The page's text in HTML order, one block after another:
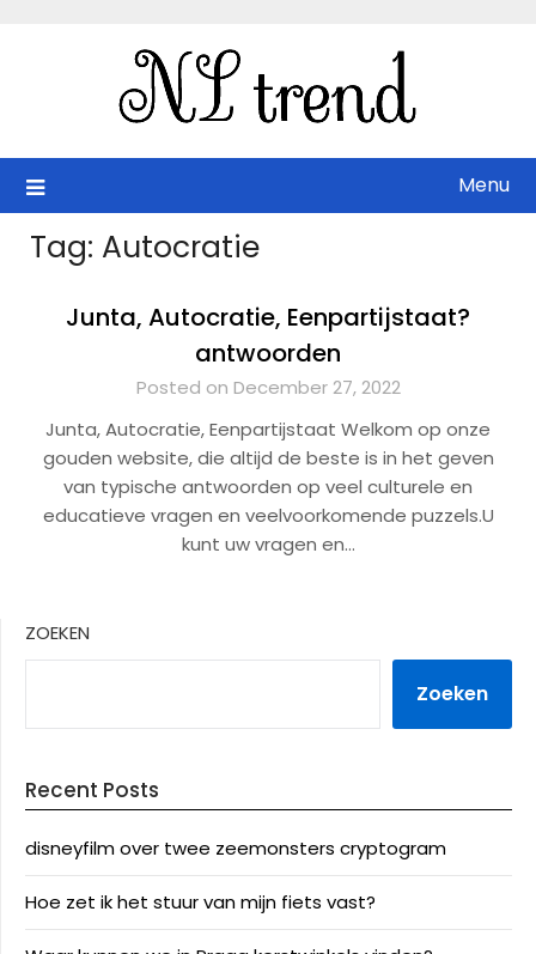
Menu
Tag: Autocratie
Junta, Autocratie, Eenpartijstaat?
antwoorden
Posted on December 27, 2022
Junta, Autocratie, Eenpartijstaat Welkom op onze
gouden website, die altijd de beste is in het geven
van typische antwoorden op veel culturele en
educatieve vragen en veelvoorkomende puzzels.U
kunt uw vragen en…
ZOEKEN
Zoeken
Recent Posts
disneyfilm over twee zeemonsters cryptogram
Hoe zet ik het stuur van mijn fiets vast?